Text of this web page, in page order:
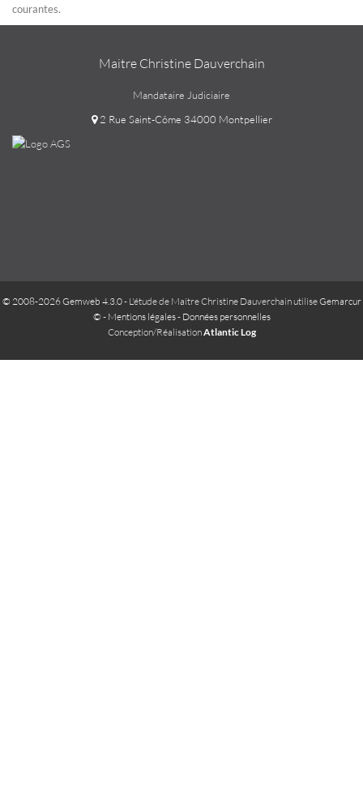
courantes.
Maitre Christine Dauverchain
Mandataire Judiciaire
2 Rue Saint-Côme 34000 Montpellier
© 2008-2026 Gemweb 4.3.0- L'étude de Maitre Christine Dauverchain utiliseGemarcur
© - Mentions légales- Données personnelles
Conception/RéalisationAtlantic Log